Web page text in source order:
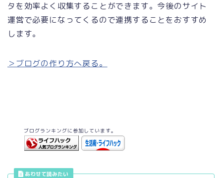
タを効率よく収集することができます。今後のサイト
運営で必要になってくるので連携することをおすすめ
します。
＞ブログの作り方へ戻る。
ブログランキングに参加しています。